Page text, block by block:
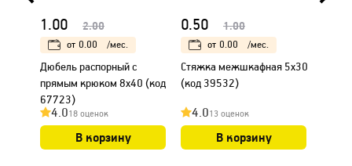
1.00 2.00
от 0.00 /мес.
Дюбель распорный с
прямым крюком 8х40 (код
67723)
4.018 оценок
В корзину
0.50 1.00
от 0.00 /мес.
Стяжка межшкафная 5х30
(код 39532)
4.013 оценок
В корзину